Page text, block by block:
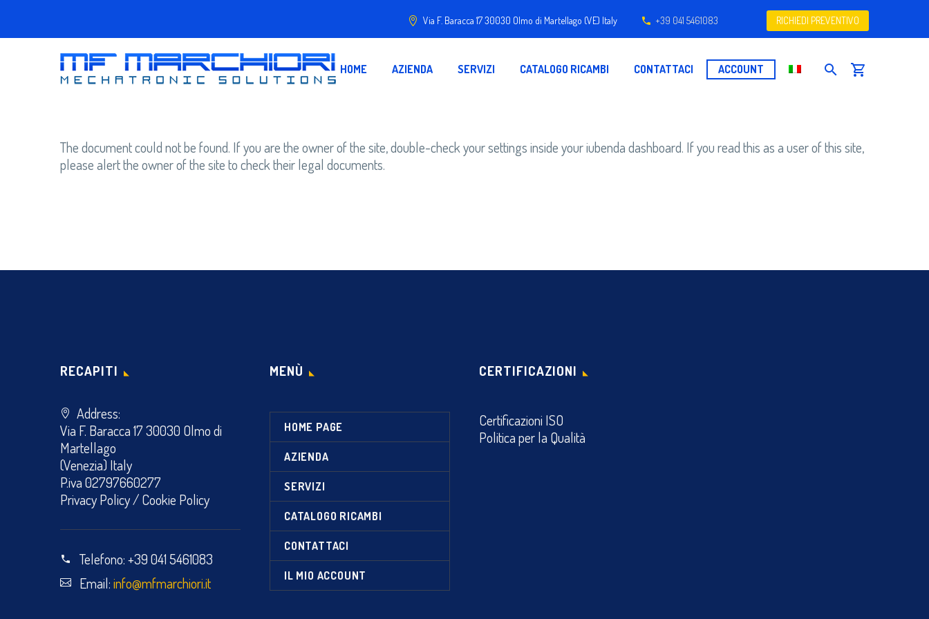
Via F. Baracca 17 30030 Olmo di Martellago (VE) Italy +39 041 5461083 RICHIEDI PREVENTIVO
HOME AZIENDA SERVIZI CATALOGO RICAMBI CONTATTACI ACCOUNT
The document could not be found. If you are the owner of the site, double-check your settings inside your iubenda dashboard. If you read this as a user of this site,
please alert the owner of the site to check their legal documents.
RECAPITI
Address:
Via F. Baracca 17 30030 Olmo di
Martellago
(Venezia) Italy
P.iva 02797660277
Privacy Policy/Cookie Policy
Telefono:+39 041 5461083
Email:info@mfmarchiori.it
MENÙ
HOME PAGE
AZIENDA
SERVIZI
CATALOGO RICAMBI
CONTATTACI
IL MIO ACCOUNT
CERTIFICAZIONI
Certificazioni ISO
Politica per la Qualità